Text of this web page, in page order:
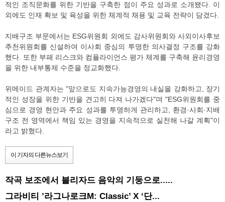
적인 조직문화를 위한 기반을 구축한 점이 주요 성과로 소개됐다. 이
외에도 인재 확보 및 육성을 위한 체계적 채용 및 교육 전략이 담겼다.
지배구조 부문에서는 ESG위원회 외에도 감사위원회와 사외이사후보
추천위원회를 신설하여 이사회 중심의 투명한 의사결정 구조를 강화
했다. 또한 부패 리스크와 컴플라이언스 평가 체계를 구축해 윤리경영
을 위한 내부통제 수준을 정교화했다.
위메이드 관계자는 "앞으로도 지속가능경영의 내실을 강화하고, 장기
적인 성장을 위한 기반을 견고히 다져 나가겠다"며 "ESG위원회를 중
심으로 경영 현안과 주요 성과를 투명하게 관리하고, 환경·사회·지배
구조 전 영역에서 책임 있는 경영을 지속적으로 실천해 나갈 계획"이
라고 밝혔다.
이 기자의 다른뉴스보기
작곡 보조에서 블리자드 음악의 기둥으로.....
그라비티 ’라그나로크M: Classic’ X ‘단...